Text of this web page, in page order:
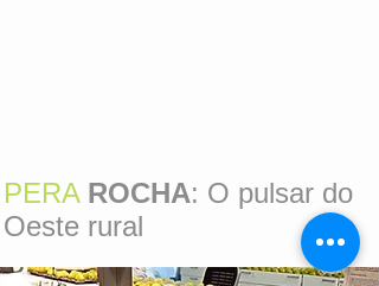
PERA ROCHA: O pulsar do
Oeste rural